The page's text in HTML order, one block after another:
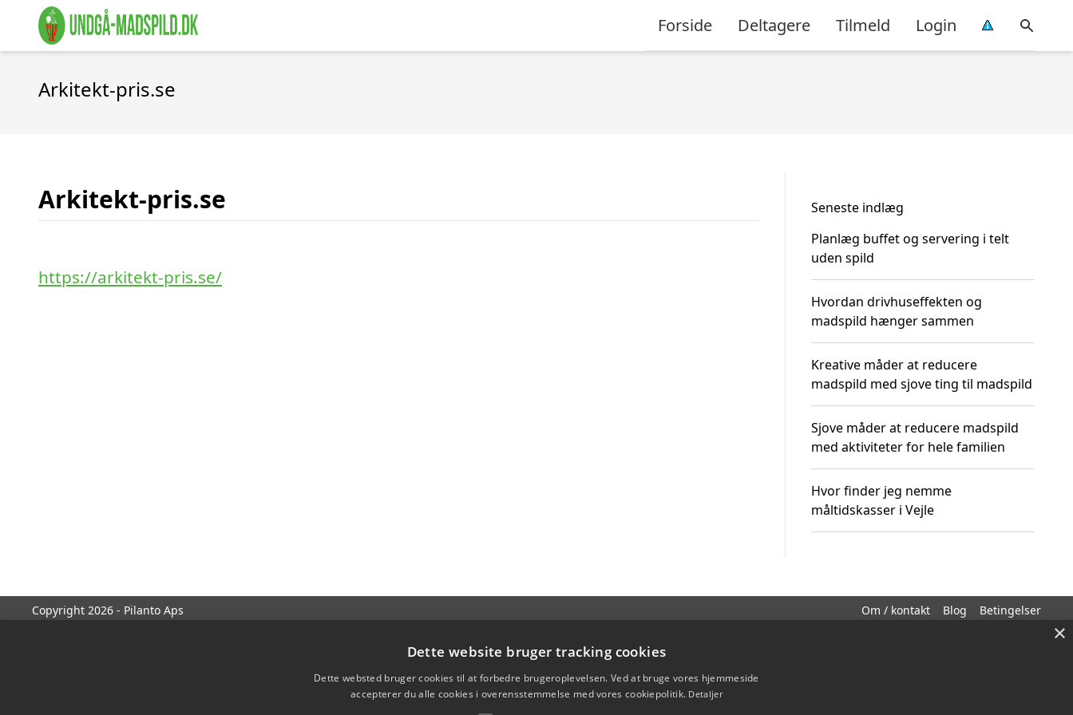
Forside Deltagere Tilmeld Login
Arkitekt-pris.se
Arkitekt-pris.se
https://arkitekt-pris.se/
Seneste indlæg
Planlæg buffet og servering i telt
uden spild
Hvordan drivhuseffekten og
madspild hænger sammen
Kreative måder at reducere
madspild med sjove ting til madspild
Sjove måder at reducere madspild
med aktiviteter for hele familien
Hvor finder jeg nemme
måltidskasser i Vejle
Copyright 2026 - Pilanto Aps Om / kontakt Blog Betingelser
×
Dette website bruger tracking cookies
Dette websted bruger cookies til at forbedre brugeroplevelsen. Ved at bruge vores hjemmeside
accepterer du alle cookies i overensstemmelse med vores cookiepolitik. Detaljer